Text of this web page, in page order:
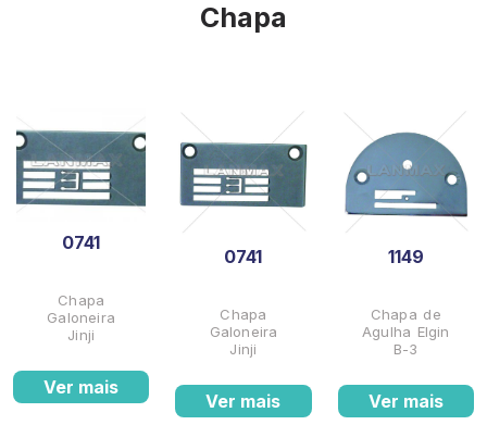
Chapa
0741
Chapa
Galoneira
Jinji
Ver mais
0741
Chapa
Galoneira
Jinji
Ver mais
1149
Chapa de
Agulha Elgin
B-3
Ver mais